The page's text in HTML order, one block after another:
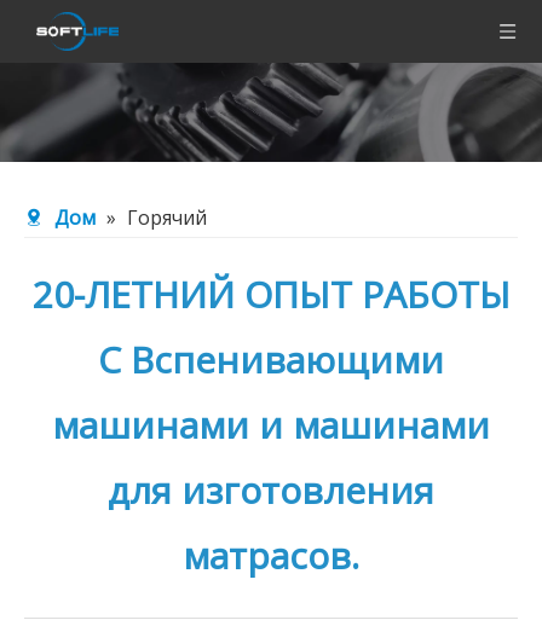
Дом » Горячий
20-ЛЕТНИЙ ОПЫТ РАБОТЫ
С Вспенивающими
машинами и машинами
для изготовления
матрасов.